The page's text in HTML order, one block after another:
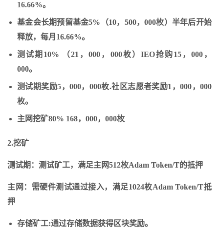
16.66%。
基金会长期预留基金5%（10，500，000枚）半年后开始
释放，每月16.66%。
测试期10% （21，000，000枚）IEO抢购15，000，
000。
测试期奖励5，000，000枚.社区志愿者奖励1，000，000
枚。
主网挖矿80% 168，000，000枚
2.挖矿
测试期：测试矿工，满足主网512枚Adam Token/T的抵押
主网：需硬件测试通过接入，满足1024枚Adam Token/T抵
押
存储矿工:通过存储数据获得区块奖励。